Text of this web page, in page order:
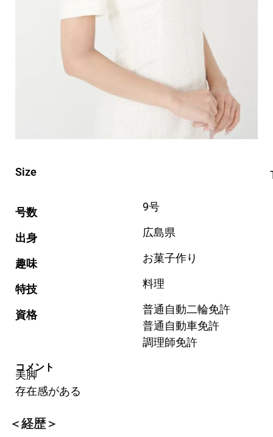
Size
号数 9号
出身 広島県
趣味 お菓子作り
特技 料理
資格
普通自動二輪免許
普通自動車免許
調理師免許
コメント
美脚
存在感がある
＜経歴＞